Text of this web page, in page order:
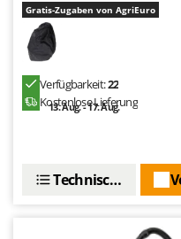
Gratis-Zugaben von AgriEuro
Verfügbarkeit:22
Kostenlose Lieferung
13. Aug. - 17. Aug.
Technische Daten